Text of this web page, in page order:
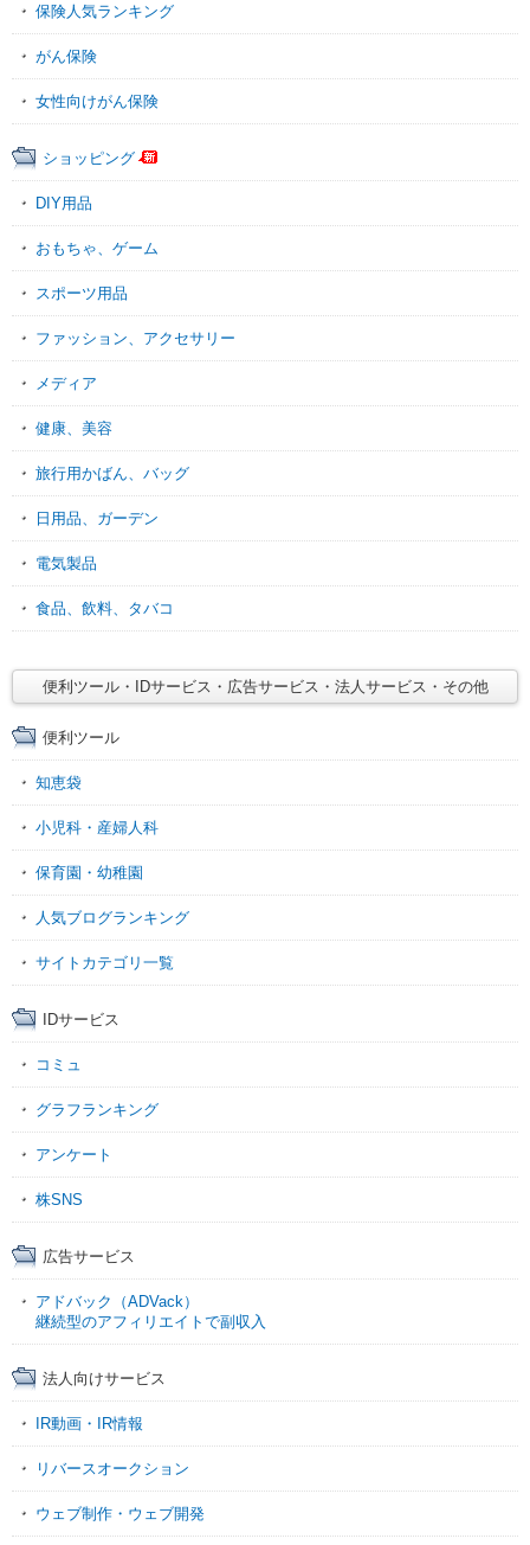
保険人気ランキング
がん保険
女性向けがん保険
ショッピング
DIY用品
おもちゃ、ゲーム
スポーツ用品
ファッション、アクセサリー
メディア
健康、美容
旅行用かばん、バッグ
日用品、ガーデン
電気製品
食品、飲料、タバコ
便利ツール・IDサービス・広告サービス・法人サービス・その他
便利ツール
知恵袋
小児科・産婦人科
保育園・幼稚園
人気ブログランキング
サイトカテゴリ一覧
IDサービス
コミュ
グラフランキング
アンケート
株SNS
広告サービス
アドバック（ADVack）
継続型のアフィリエイトで副収入
法人向けサービス
IR動画・IR情報
リバースオークション
ウェブ制作・ウェブ開発